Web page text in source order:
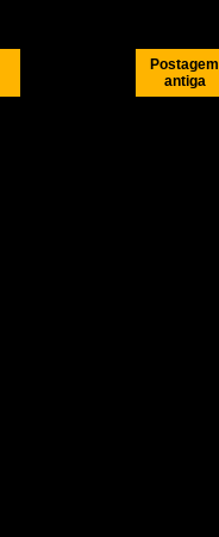
Postagem
antiga